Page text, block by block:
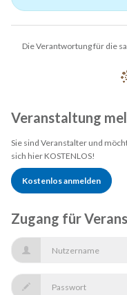
Die Verantwortung für die
Veranstaltung
Sie sind Veranstalter und
sich hier KOSTENLOS!
Kostenlos anmelden
Zugang für